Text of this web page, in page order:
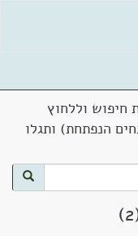
חיפוש וללחוץ
הנפתחת) ותגלו